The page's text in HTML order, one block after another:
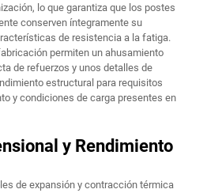
lo que garantiza que los postes
conserven íntegramente su
de resistencia a la fatiga.
permiten un ahusamiento
de refuerzos y unos detalles de
estructural para requisitos
y condiciones de carga presentes en
y Rendimiento
de expansión y contracción térmica